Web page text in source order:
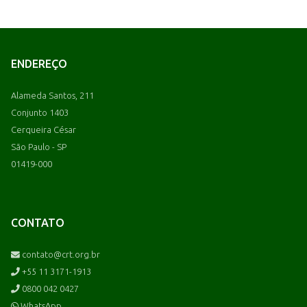
ENDEREÇO
Alameda Santos, 211
Conjunto 1403
Cerqueira César
São Paulo - SP
01419-000
CONTATO
contato@crt.org.br
+55 11 3171-1913
0800 042 0427